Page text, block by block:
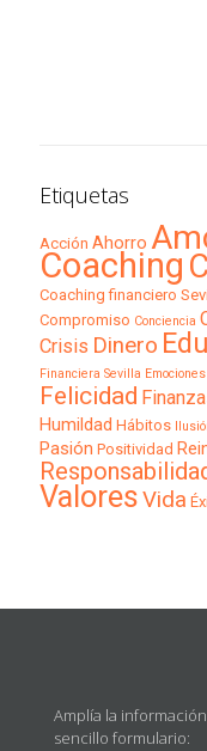
Etiquetas
Acción Ahorro
Coaching
Coaching financiero
Compromiso Conciencia
Crisis Dinero
Financiera Sevilla Emociones
Felicidad
Humildad Hábitos
Pasión Positividad
ValoresVida
Amplía la
sencillo formulario: